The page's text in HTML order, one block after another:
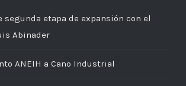
segunda etapa de expansión con el
Abinader
ANEIH a Cano Industrial